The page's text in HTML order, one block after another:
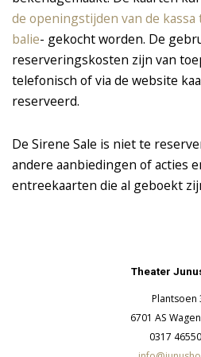
de openingstijden van de kassa
balie- gekocht worden. De
reserveringskosten zijn van
telefonisch of via de website
reserveerd.
De Sirene Sale is niet te
andere aanbiedingen of acties
entreekaarten die al geboekt
Theater
Plantsoen
6701 AS
0317